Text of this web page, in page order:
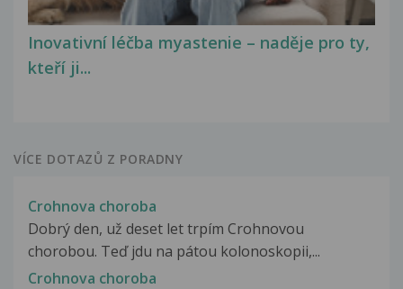
Inovativní léčba myastenie – naděje pro ty,
kteří ji...
VÍCE DOTAZŮ Z PORADNY
Crohnova choroba
Dobrý den, už deset let trpím Crohnovou
chorobou. Teď jdu na pátou kolonoskopii,...
Crohnova choroba